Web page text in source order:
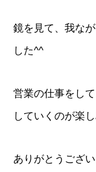
鏡を見て、我な
した^^
営業の仕事をし
していくのが楽し
ありがとうござい